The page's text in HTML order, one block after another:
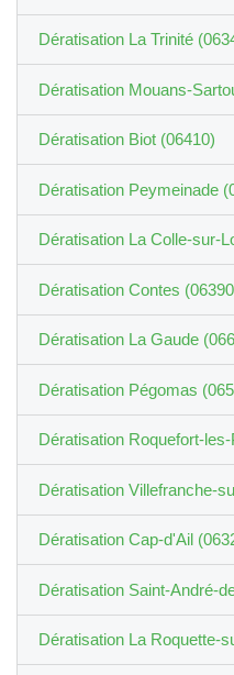
Dératisation La Trinité
Dératisation Mouans-
Dératisation Biot (06410)
Dératisation Peymeinade
Dératisation La Colle-sur-
Dératisation Contes
Dératisation La Gaude
Dératisation Pégomas
Dératisation Roquefort-
Dératisation Villefranche-
Dératisation Cap-d'Ail
Dératisation Saint-André-
Dératisation La Roquette-